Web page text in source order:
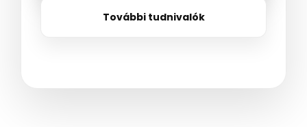
További tudnivalók